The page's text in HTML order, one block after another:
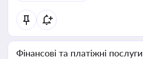
Фінансові та платіжні послуги